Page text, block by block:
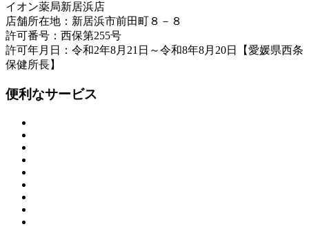
イオン薬局新居浜店
店舗所在地：新居浜市前田町８－８
許可番号：西保第255号
許可年月日：令和2年8月21日～令和8年8月20日【愛媛県西条
保健所長】
便利なサービス